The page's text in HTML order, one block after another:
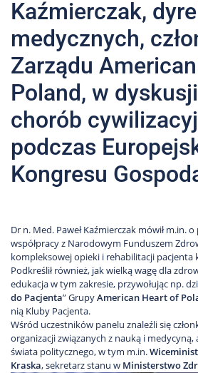
Kaźmierczak,
medycznych,
Zarządu
Poland, w
chorób
podczas
Kongresu
Dr n. Med. Paweł Kaźmierczak mówił m.in.
współpracy z Narodowym Funduszem
kompleksowej opieki i rehabilitacji pacjenta
Podkreślił również, jak wielką wagę dla
edukacja w tym zakresie, przywołując np.
do Pacjenta” GrupyAmerican Heart of
nią Kluby Pacjenta.
Wśród uczestników panelu znaleźli się
organizacji związanych z nauką i
świata politycznego, w tym m.in.
Kraska, sekretarz stanu w Ministerstwo